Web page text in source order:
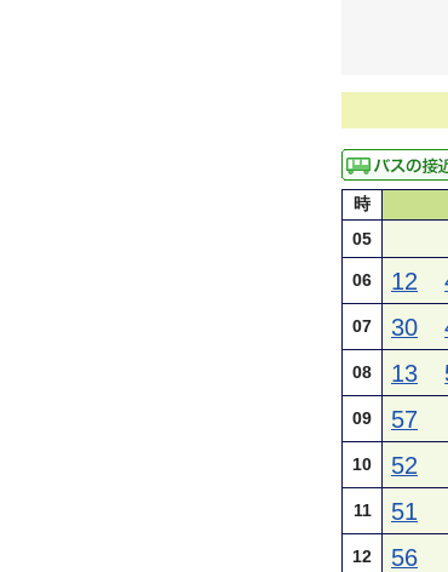
時
05
06 12
07 30
08 13
09 57
10 52
11 51
12 56